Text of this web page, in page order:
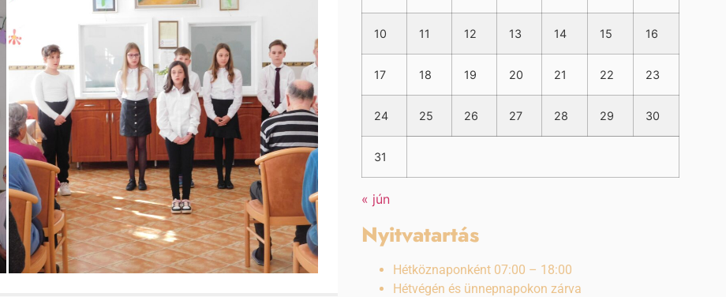
10 11 12 13 14 15 16
17 18 19 20 21 22 23
24 25 26 27 28 29 30
31
« jún
Nyitvatartás
Hétköznaponként 07:00 – 18:00
Hétvégén és ünnepnapokon zárva